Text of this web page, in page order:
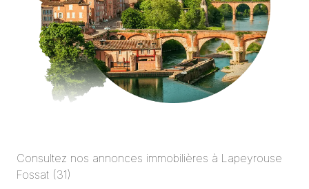
Consultez nos annonces immobilières à Lapeyrouse
Fossat (31)